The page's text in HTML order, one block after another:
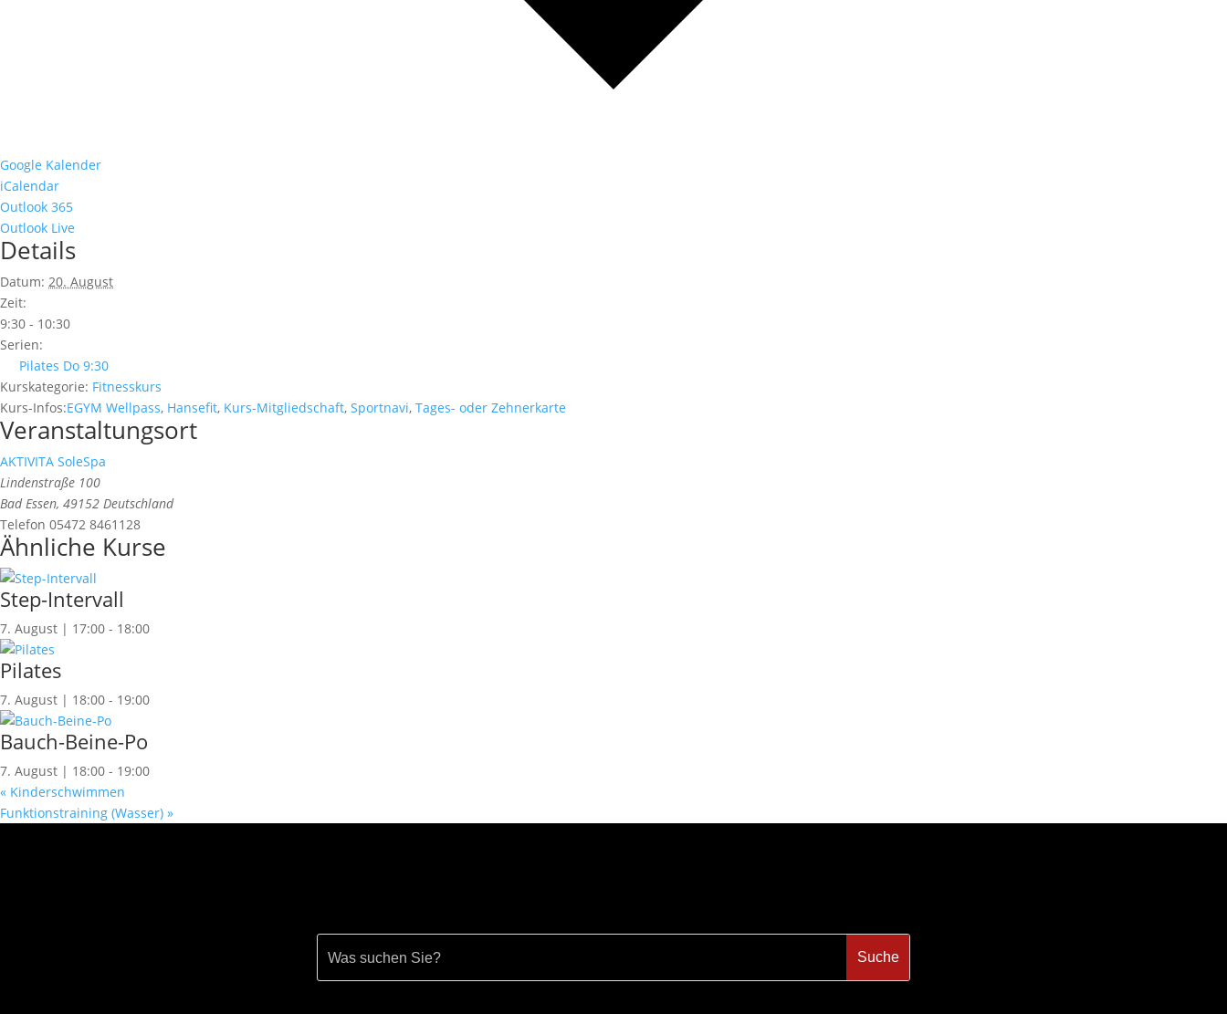
Google Kalender
iCalendar
Outlook 365
Outlook Live
Details
Datum: 20. August
Zeit:
9:30 - 10:30
Serien:
Pilates Do 9:30
Kurskategorie: Fitnesskurs
Kurs-Infos:EGYM Wellpass, Hansefit, Kurs-Mitgliedschaft, Sportnavi, Tages- oder Zehnerkarte
Veranstaltungsort
AKTIVITA SoleSpa
Lindenstraße 100
Bad Essen, 49152 Deutschland
Telefon 05472 8461128
Ähnliche Kurse
Step-Intervall
7. August | 17:00 - 18:00
Pilates
7. August | 18:00 - 19:00
Bauch-Beine-Po
7. August | 18:00 - 19:00
« Kinderschwimmen
Funktionstraining (Wasser) »